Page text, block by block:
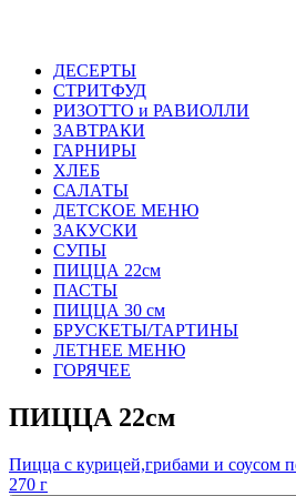
ДЕСЕРТЫ
СТРИТФУД
РИЗОТТО и РАВИОЛЛИ
ЗАВТРАКИ
ГАРНИРЫ
ХЛЕБ
САЛАТЫ
ДЕТСКОЕ МЕНЮ
ЗАКУСКИ
СУПЫ
ПИЦЦА 22см
ПАСТЫ
ПИЦЦА 30 см
БРУСКЕТЫ/ТАРТИНЫ
ЛЕТНЕЕ МЕНЮ
ГОРЯЧЕЕ
ПИЦЦА 22см
Пицца с курицей,грибами и соусом
270 г